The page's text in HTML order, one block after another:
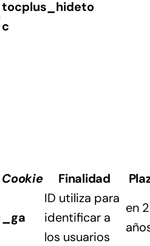
tocplus_hideto
c
Cookie Finalidad
_ga
ID utiliza para
identificar a
los usuarios
en 2